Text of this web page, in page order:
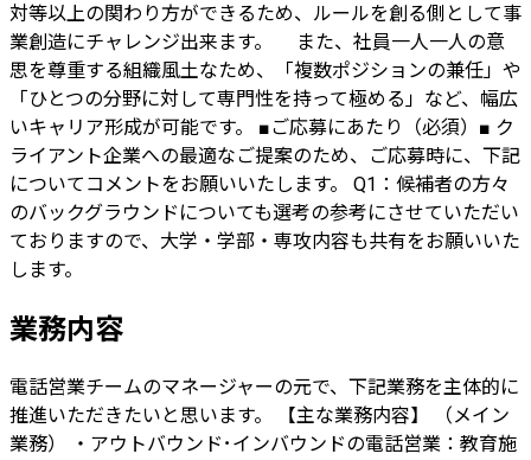
対等以上の関わり方ができるため、ルールを創る側として事
業創造にチャレンジ出来ます。 また、社員一人一人の意
思を尊重する組織風土なため、「複数ポジションの兼任」や
「ひとつの分野に対して専門性を持って極める」など、幅広
いキャリア形成が可能です。 ■ご応募にあたり（必須）■ ク
ライアント企業への最適なご提案のため、ご応募時に、下記
についてコメントをお願いいたします。 Q1：候補者の方々
のバックグラウンドについても選考の参考にさせていただい
ておりますので、大学・学部・専攻内容も共有をお願いいた
します。
業務内容
電話営業チームのマネージャーの元で、下記業務を主体的に
推進いただきたいと思います。 【主な業務内容】 （メイン
業務） ・アウトバウンド･インバウンドの電話営業：教育施